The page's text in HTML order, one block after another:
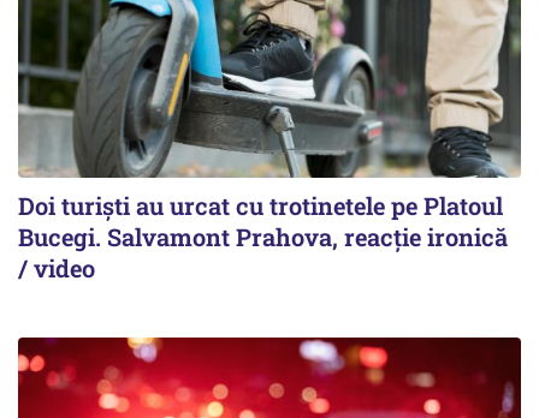
Doi turiști au urcat cu trotinetele pe Platoul
Bucegi. Salvamont Prahova, reacție ironică
/ video